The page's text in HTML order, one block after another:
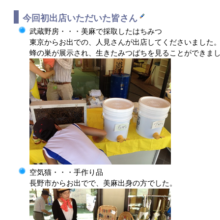
今回初出店いただいた皆さん
武蔵野房・・・美麻で採取したはちみつ
東京からお出での、人見さんが出店してくださいました。
蜂の巣が展示され、生きたみつばちを見ることができまし
空気猫・・・手作り品
長野市からお出でで、美麻出身の方でした。